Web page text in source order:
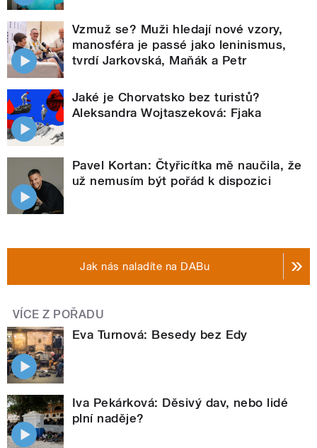
Vzmuž se? Muži hledají nové vzory,
manosféra je passé jako leninismus,
tvrdí Jarkovská, Maňák a Petr
Jaké je Chorvatsko bez turistů?
Aleksandra Wojtaszeková: Fjaka
Pavel Kortan: Čtyřicítka mě naučila, že
už nemusím být pořád k dispozici
Jak nás naladíte na DABu
VÍCE Z POŘADU
Eva Turnová: Besedy bez Edy
Iva Pekárková: Děsivý dav, nebo lidé
plní naděje?